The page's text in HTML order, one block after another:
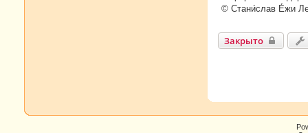
© Стани́слав Е́жи
Закрыто